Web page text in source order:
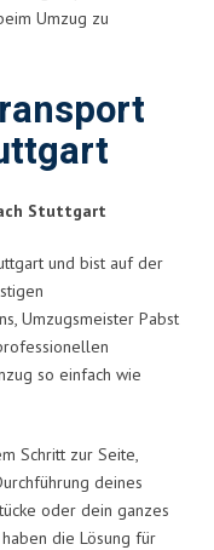
Umzug zu
Stuttgart
und bist auf der
Umzugsmeister Pabst
so einfach wie
Schritt zur Seite,
deines
oder dein ganzes
die Lösung für